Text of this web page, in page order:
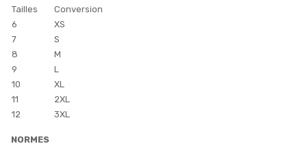
Tailles
Conversion
6
XS
7
S
8
M
9
L
10
XL
11
2XL
12
3XL
NORMES